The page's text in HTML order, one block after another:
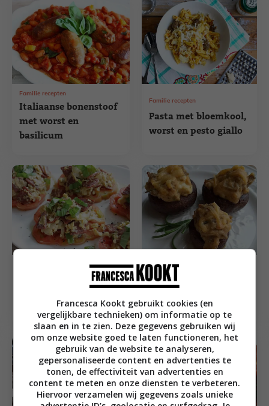
Italiaanse bonenstoof
met worst en
basilicum
Familie recepten
Pasta met bloemkool,
worst en pesto giallo
Familie recepten
Taartje van tomaat en
Gevulde
kastanjechampignons
met sjalot en worst
Amuse recepten
Francesca Kookt gebruikt cookies (en
vergelijkbare technieken) om informatie op te
slaan en in te zien. Deze gegevens gebruiken wij
om onze website goed te laten functioneren, het
gebruik van de website te analyseren,
gepersonaliseerde content en advertenties te
tonen, de effectiviteit van advertenties en
content te meten en onze diensten te verbeteren.
Hiervoor verzamelen wij gegevens zoals unieke